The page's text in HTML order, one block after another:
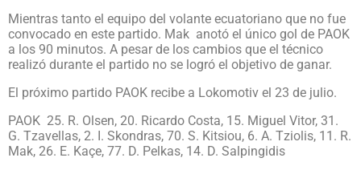
Mientras tanto el equipo del volante ecuatoriano que no fue
convocado en este partido. Mak anotó el único gol de PAOK
a los 90 minutos. A pesar de los cambios que el técnico
realizó durante el partido no se logró el objetivo de ganar.
El próximo partido PAOK recibe a Lokomotiv el 23 de julio.
PAOK 25. R. Olsen, 20. Ricardo Costa, 15. Miguel Vitor, 31.
G. Tzavellas, 2. I. Skondras, 70. S. Kitsiou, 6. A. Tziolis, 11. R.
Mak, 26. E. Kaçe, 77. D. Pelkas, 14. D. Salpingidis